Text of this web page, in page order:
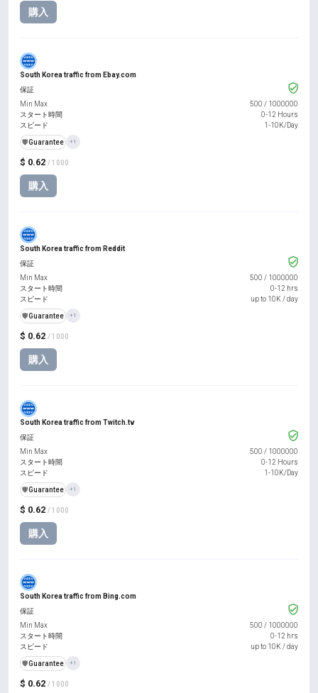
購入
South Korea traffic from Ebay.com
$ 0.62 / 1000
購入
保証
Min Max
500 / 1000000
スタート時間
0-12 Hours
スピード
1-10K/Day
️🛡️Guarantee +1
South Korea traffic from Reddit
$ 0.62 / 1000
購入
保証
Min Max
500 / 1000000
スタート時間
0-12 hrs
スピード
up to 10K / day
️🛡️Guarantee +1
South Korea traffic from Twitch.tv
$ 0.62 / 1000
購入
保証
Min Max
500 / 1000000
スタート時間
0-12 Hours
スピード
1-10K/Day
️🛡️Guarantee +1
South Korea traffic from Bing.com
$ 0.62 / 1000
保証
Min Max
500 / 1000000
スタート時間
0-12 hrs
スピード
up to 10K / day
️🛡️Guarantee +1